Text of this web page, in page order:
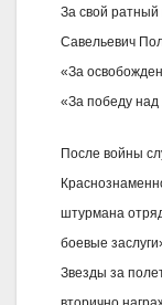
За свой ратный
Савельевич
«За
«За победу
После войны
штурмана
боевые
Звезды за